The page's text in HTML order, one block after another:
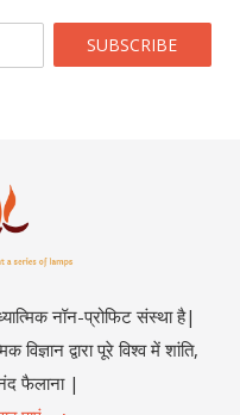
SUBSCRIBE
नॉन-प्रोफिट संस्था है|
द्वारा पूरे विश्व में शांति,
फैलाना |